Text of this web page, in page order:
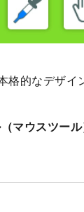
格的なデザイ
マウスツー